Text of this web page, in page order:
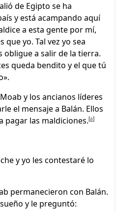
de Egipto se ha
y está acampando aquí
a esta gente por mí,
yo. Tal vez yo sea
obligue a salir de la tierra.
queda bendito y el que tú
y los ancianos líderes
el mensaje a Balán. Ellos
pagar las maldiciones.[a]
y yo les contestaré lo
permanecieron con Balán.
y le preguntó: